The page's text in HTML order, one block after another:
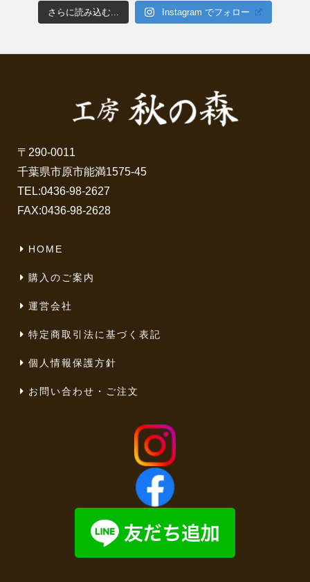
さらに読み込む... Instagram でフォロー
〒290-0011
千葉県市原市能満1575-45
TEL:0436-98-2627
FAX:0436-98-2628
HOME
購入のご案内
運営会社
特定商取引法に基づく表記
個人情報保護方針
お問い合わせ・ご注文